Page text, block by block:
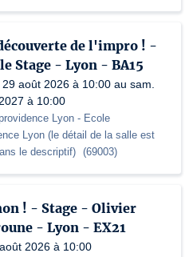
de l'impro ! -
Stage - Lyon - BA15
août 2026 à 10:00 au sam.
à 10:00
Lyon - Ecole
Lyon (le détail de la salle est
le descriptif) (69003)
! - Stage - Olivier
- Lyon - EX21
2026 à 10:00